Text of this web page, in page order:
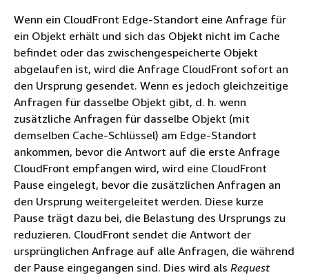
Wenn ein CloudFront Edge-Standort eine Anfrage für
ein Objekt erhält und sich das Objekt nicht im Cache
befindet oder das zwischengespeicherte Objekt
abgelaufen ist, wird die Anfrage CloudFront sofort an
den Ursprung gesendet. Wenn es jedoch gleichzeitige
Anfragen für dasselbe Objekt gibt, d. h. wenn
zusätzliche Anfragen für dasselbe Objekt (mit
demselben Cache-Schlüssel) am Edge-Standort
ankommen, bevor die Antwort auf die erste Anfrage
CloudFront empfangen wird, wird eine CloudFront
Pause eingelegt, bevor die zusätzlichen Anfragen an
den Ursprung weitergeleitet werden. Diese kurze
Pause trägt dazu bei, die Belastung des Ursprungs zu
reduzieren. CloudFront sendet die Antwort der
ursprünglichen Anfrage auf alle Anfragen, die während
der Pause eingegangen sind. Dies wird als Request